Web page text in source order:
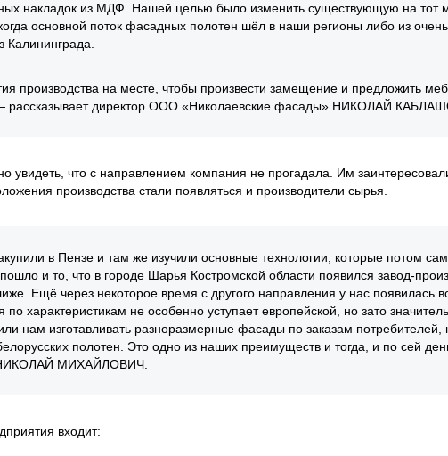
накладок из МДФ. Нашей целью было изменить существующую на тот
основной поток фасадных полотен шёл в наши регионы либо из
Калининграда.
производства на месте, чтобы произвести замещение и предложить
— рассказывает директор ООО «Николаевские фасады» НИКОЛАЙ
увидеть, что с направлением компания не прогадала. Им
производства стали появляться и производители сырья.
в Пензе и там же изучили основные технологии, которые потом
и то, что в городе Шарья Костромской области появился завод-
Ещё через некоторое время с другого направления у нас появилась
по характеристикам не особенно уступает европейской, но зато
нам изготавливать разноразмерные фасады по заказам потребителей,
полотен. Это одно из наших преимуществ и тогда, и по сей
НИКОЛАЙ МИХАЙЛОВИЧ.
входит: